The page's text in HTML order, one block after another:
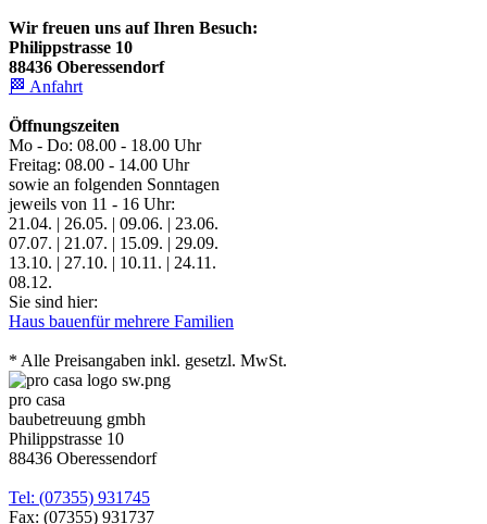
Wir freuen uns auf Ihren Besuch:
Philippstrasse 10
88436 Oberessendorf
🏁 Anfahrt
Öffnungszeiten
Mo - Do: 08.00 - 18.00 Uhr
Freitag: 08.00 - 14.00 Uhr
sowie an folgenden Sonntagen
jeweils von 11 - 16 Uhr:
21.04. | 26.05. | 09.06. | 23.06.
07.07. | 21.07. | 15.09. | 29.09.
13.10. | 27.10. | 10.11. | 24.11.
08.12.
Sie sind hier:
Haus bauenfür mehrere Familien
* Alle Preisangaben inkl. gesetzl. MwSt.
pro casa
baubetreuung gmbh
Philippstrasse 10
88436 Oberessendorf
Tel: (07355) 931745
Fax: (07355) 931737